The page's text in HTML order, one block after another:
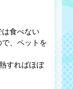
は食べない
で、ペットを
すればほぼ